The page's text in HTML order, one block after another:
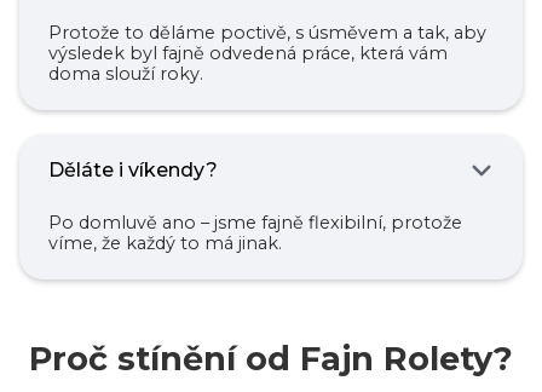
Protože to děláme poctivě, s úsměvem a tak, aby
výsledek byl fajně odvedená práce, která vám
doma slouží roky.
Děláte i víkendy?
Po domluvě ano – jsme fajně flexibilní, protože
víme, že každý to má jinak.
Proč stínění od Fajn Rolety?